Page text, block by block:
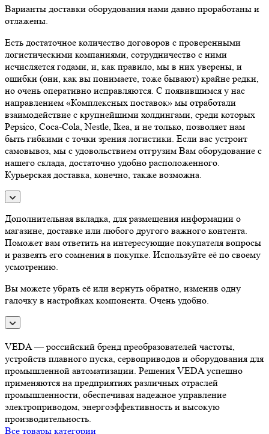
Варианты доставки оборудования нами давно проработаны и
отлажены.
Есть достаточное количество договоров с проверенными
логистическими компаниями, сотрудничество с ними
исчисляется годами, и, как правило, мы в них уверены, и
ошибки (они, как вы понимаете, тоже бывают) крайне редки,
но очень оперативно исправляются. С появившимся у нас
направлением «Комплексных поставок» мы отработали
взаимодействие с крупнейшими холдингами, среди которых
Pepsico, Coca-Cola, Nestle, Ikea, и не только, позволяет нам
быть гибкими с точки зрения логистики. Если вас устроит
самовывоз, мы с удовольствием отгрузим Вам оборудование с
нашего склада, достаточно удобно расположенного.
Курьерская доставка, конечно, также возможна.
Дополнительная вкладка, для размещения информации о
магазине, доставке или любого другого важного контента.
Поможет вам ответить на интересующие покупателя вопросы
и развеять его сомнения в покупке. Используйте её по своему
усмотрению.
Вы можете убрать её или вернуть обратно, изменив одну
галочку в настройках компонента. Очень удобно.
VEDA — российский бренд преобразователей частоты,
устройств плавного пуска, сервоприводов и оборудования для
промышленной автоматизации. Решения VEDA успешно
применяются на предприятиях различных отраслей
промышленности, обеспечивая надежное управление
электроприводом, энергоэффективность и высокую
производительность.
Все товары категории